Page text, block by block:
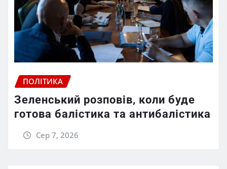
ПОЛІТИКА
Зеленський розповів, коли буде
готова балістика та антибалістика
Сер 7, 2026